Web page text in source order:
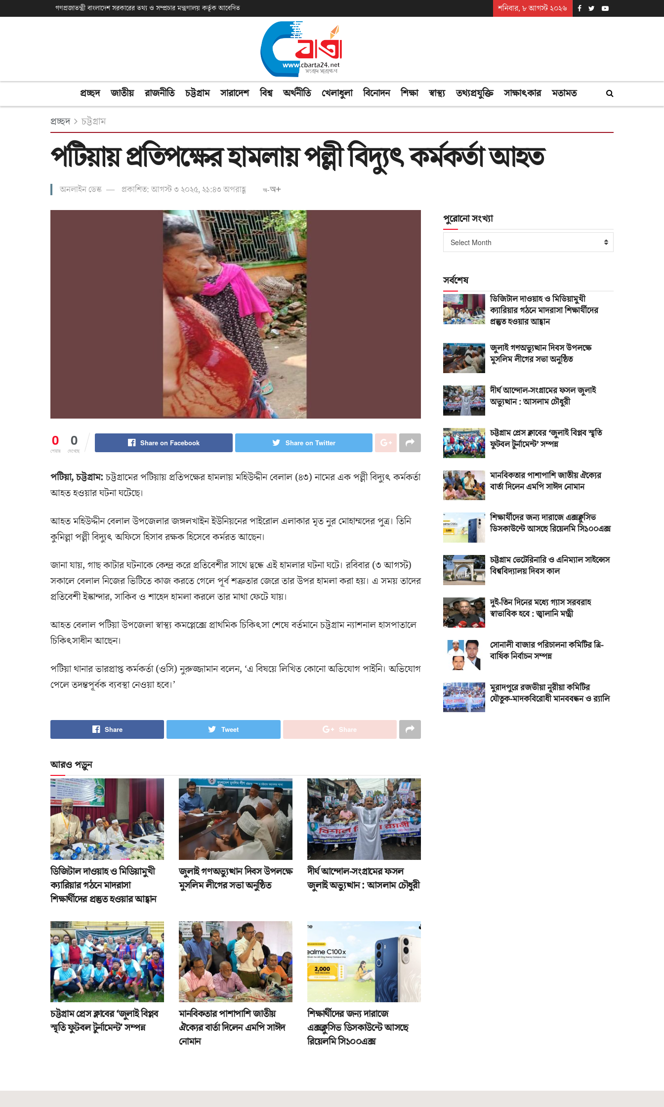
গণপ্রজাতন্ত্রী বাংলাদেশ সরকারের তথ্য ও সম্প্রচার মন্ত্রণালয় কর্তৃক আবেদিত শনিবার, ৮ আগস্ট ২০২৬
প্রচ্ছদ জাতীয় রাজনীতি চট্টগ্রাম সারাদেশ বিশ্ব অর্থনীতি খেলাধুলা বিনোদন শিক্ষা স্বাস্থ্য তথ্যপ্রযুক্তি সাক্ষাৎকার মতামত
প্রচ্ছদ চট্টগ্রাম
পটিয়ায় প্রতিপক্ষের হামলায় পল্লী বিদ্যুৎ কর্মকর্তা আহত
অনলাইন ডেস্ক প্রকাশিত: আগস্ট ৩ ২০২৫, ২১:৪৩ অপরাহ্ণ অ-অ+
0
শেয়ার
0
দেখেছে
Share on Facebook Share on Twitter
পটিয়া, চট্টগ্রাম:চট্টগ্রামের পটিয়ায় প্রতিপক্ষের হামলায় মহিউদ্দীন বেলাল (৪৩) নামের এক পল্লী বিদ্যুৎ কর্মকর্তা
আহত হওয়ার ঘটনা ঘটেছে।
আহত মহিউদ্দীন বেলাল উপজেলার জঙ্গলখাইন ইউনিয়নের পাইরোল এলাকার মৃত নুর মোহাম্মদের পুত্র। তিনি
কুমিল্লা পল্লী বিদ্যুৎ অফিসে হিসাব রক্ষক হিসেবে কর্মরত আছেন।
জানা যায়, গাছ কাটার ঘটনাকে কেন্দ্র করে প্রতিবেশীর সাথে দ্বন্ধে এই হামলার ঘটনা ঘটে। রবিবার (৩ আগস্ট)
সকালে বেলাল নিজের ভিটিতে কাজ করতে গেলে পূর্ব শত্রুতার জেরে তার উপর হামলা করা হয়। এ সময় তাদের
প্রতিবেশী ইস্কান্দার, সাকিব ও শাহেদ হামলা করলে তার মাথা ফেটে যায়।
আহত বেলাল পটিয়া উপজেলা স্বাস্থ্য কমপ্লেক্সে প্রাথমিক চিকিৎসা শেষে বর্তমানে চট্টগ্রাম ন্যাশনাল হাসপাতালে
চিকিৎসাধীন আছেন।
পটিয়া থানার ভারপ্রাপ্ত কর্মকর্তা (ওসি) নুরুজ্জামান বলেন, ‘এ বিষয়ে লিখিত কোনো অভিযোগ পাইনি। অভিযোগ
পেলে তদন্তপূর্বক ব্যবস্থা নেওয়া হবে।’
Share Tweet Share
আরও পড়ুন
ডিজিটাল দাওয়াহ ও মিডিয়ামুখী
ক্যারিয়ার গঠনে মাদরাসা
শিক্ষার্থীদের প্রস্তুত হওয়ার আহ্বান
জুলাই গণঅভ্যুত্থান দিবস উপলক্ষে
মুসলিম লীগের সভা অনুষ্ঠিত
দীর্ঘ আন্দোল-সংগ্রামের ফসল
জুলাই অভ্যুত্থান : আসলাম চৌধুরী
চট্টগ্রাম প্রেস ক্লাবের ‘জুলাই বিপ্লব
স্মৃতি ফুটবল টুর্নামেন্ট’ সম্পন্ন
মানবিকতার পাশাপাশি জাতীয়
ঐক্যের বার্তা দিলেন এমপি সাঈদ
নোমান
শিক্ষার্থীদের জন্য দারাজে
এক্সক্লুসিভ ডিসকাউন্টে আসছে
রিয়েলমি সি১০০এক্স
পুরোনো সংখ্যা
পুরোনো
সংখ্যা
Select Month
সর্বশেষ
ডিজিটাল দাওয়াহ ও মিডিয়ামুখী
ক্যারিয়ার গঠনে মাদরাসা শিক্ষার্থীদের
প্রস্তুত হওয়ার আহ্বান
জুলাই গণঅভ্যুত্থান দিবস উপলক্ষে
মুসলিম লীগের সভা অনুষ্ঠিত
দীর্ঘ আন্দোল-সংগ্রামের ফসল জুলাই
অভ্যুত্থান : আসলাম চৌধুরী
চট্টগ্রাম প্রেস ক্লাবের ‘জুলাই বিপ্লব স্মৃতি
ফুটবল টুর্নামেন্ট’ সম্পন্ন
মানবিকতার পাশাপাশি জাতীয় ঐক্যের
বার্তা দিলেন এমপি সাঈদ নোমান
শিক্ষার্থীদের জন্য দারাজে এক্সক্লুসিভ
ডিসকাউন্টে আসছে রিয়েলমি সি১০০এক্স
চট্টগ্রাম ভেটেরিনারি ও এনিম্যাল সাইন্সেস
বিশ্ববিদ্যালয় দিবস কাল
দুই-তিন দিনের মধ্যে গ্যাস সরবরাহ
স্বাভাবিক হবে : জ্বালানি মন্ত্রী
সোনালী বাজার পরিচালনা কমিটির ত্রি-
বার্ষিক নির্বাচন সম্পন্ন
মুরাদপুরে রজভীয়া নূরীয়া কমিটির
যৌতুক-মাদকবিরোধী মানববন্ধন ও র‌্যালি